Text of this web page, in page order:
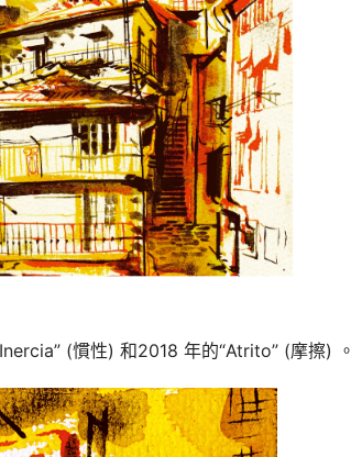
(慣性) 和2018 年的“Atrito” (摩擦) 。